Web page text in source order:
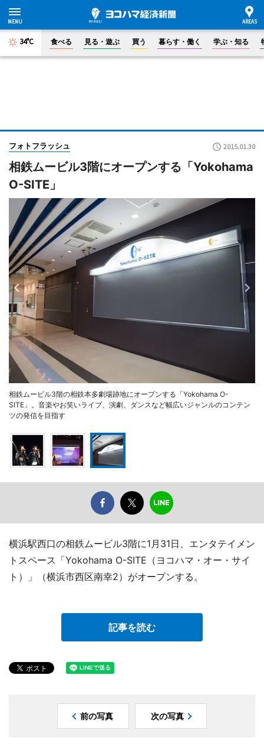
34°C 食べる 見る・遊ぶ 買う 暮らす・働く 学ぶ・知る
フォトフラッシュ 2015.01.30
相鉄ムービル3階にオープンする「Yokohama
O-SITE」
相鉄ムービル3階の相鉄本多劇場跡地にオープンする「Yokohama O-
SITE」。音楽やお笑いライブ、演劇、ダンスなど幅広いジャンルのコンテン
ツの発信を目指す
横浜駅西口の相鉄ムービル3階に1月31日、エンタテイメン
トスペース「Yokohama O-SITE（ヨコハマ・オー・サイ
ト）」（横浜市西区南幸2）がオープンする。
記事を読む
前の写真 次の写真